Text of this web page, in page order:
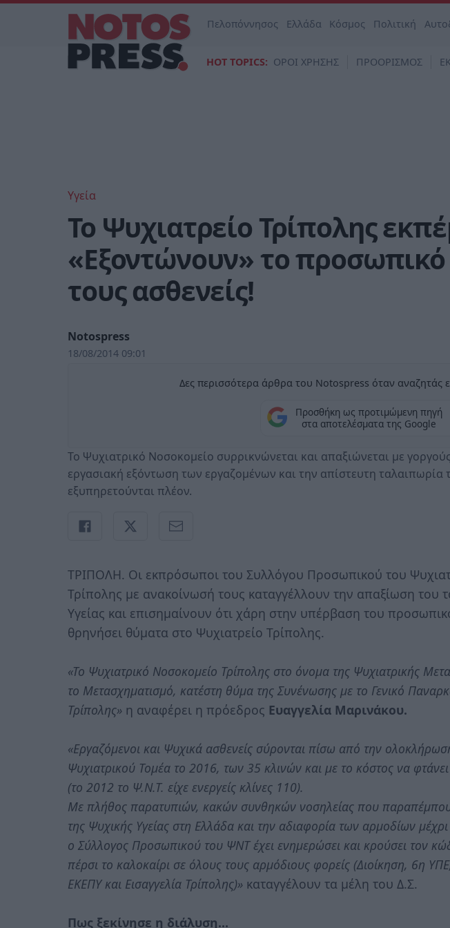
Πελοπόννησος Ελλάδα Κόσμος Πολιτική
HOT TOPICS: ΟΡΟΙ ΧΡΗΣΗΣ ΠΡΟΟΡΙΣΜΟΣ
Υγεία
Το Ψυχιατρείο Τρίπολης
«Εξοντώνουν» το προσωπικό
τους ασθενείς!
Notospress
18/08/2014 09:01
Δες περισσότερα άρθρα του Notospress όταν αναζητάς
Προσθήκη ως προτιμώμενη πηγή
στα αποτελέσματα της Google
Το Ψυχιατρικό Νοσοκομείο συρρικνώνεται και απαξιώνεται με
εργασιακή εξόντωση των εργαζομένων και την απίστευτη
εξυπηρετούνται πλέον.
ΤΡΙΠΟΛΗ. Οι εκπρόσωποι του Συλλόγου Προσωπικού του
Τρίπολης με ανακοίνωσή τους καταγγέλλουν την απαξίωση του
Υγείας και επισημαίνουν ότι χάρη στην υπέρβαση του
θρηνήσει θύματα στο Ψυχιατρείο Τρίπολης.
«Το Ψυχιατρικό Νοσοκομείο Τρίπολης στο όνομα της Ψυχιατρικής
το Μετασχηματισμό, κατέστη θύμα της Συνένωσης με το Γενικό
Τρίπολης» η αναφέρει η πρόεδρος Ευαγγελία Μαρινάκου.
«Εργαζόμενοι και Ψυχικά ασθενείς σύρονται πίσω από την
Ψυχιατρικού Τομέα το 2016, των 35 κλινών και με το κόστος να
(το 2012 το Ψ.Ν.Τ. είχε ενεργείς κλίνες 110).
Με πλήθος παρατυπιών, κακών συνθηκών νοσηλείας που
της Ψυχικής Υγείας στη Ελλάδα και την αδιαφορία των αρμοδίων
ο Σύλλογος Προσωπικού του ΨΝΤ έχει ενημερώσει και κρούσει τον
πέρσι το καλοκαίρι σε όλους τους αρμόδιους φορείς (Διοίκηση, 6η
ΕΚΕΠΥ και Εισαγγελία Τρίπολης)» καταγγέλουν τα μέλη του Δ.Σ.
Πως ξεκίνησε η διάλυση…